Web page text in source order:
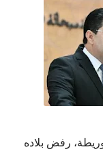
رفض بلاده